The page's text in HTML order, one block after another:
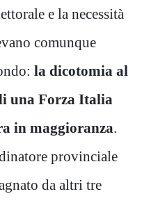
e la necessità
comunque
la dicotomia al
una Forza Italia
in maggioranza.
provinciale
da altri tre